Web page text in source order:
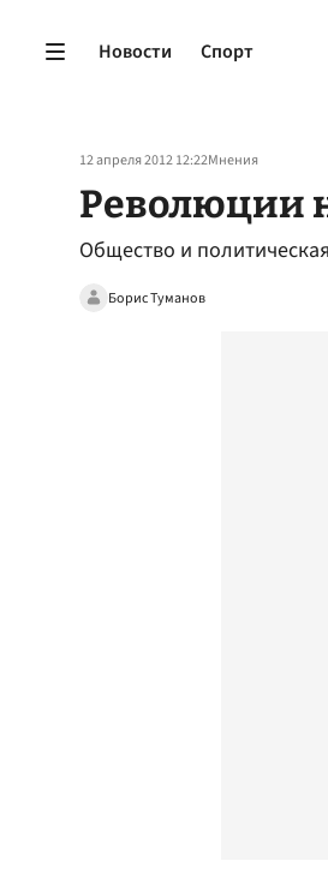
Новости Спорт
12 апреля 2012 12:22Мнения
Революции
Общество и
Борис Туманов